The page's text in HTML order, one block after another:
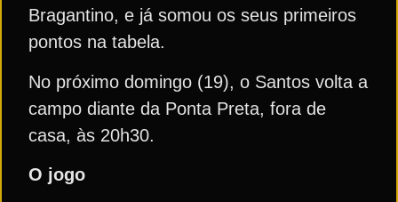
Bragantino, e já somou os seus primeiros
pontos na tabela.
No próximo domingo (19), o Santos volta a
campo diante da Ponta Preta, fora de
casa, às 20h30.
O jogo